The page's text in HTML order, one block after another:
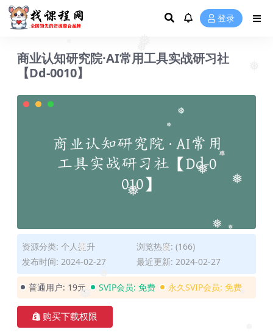
❅
❅
❅
❅
❅
❅
❅
❅❅
❅
❅登录
商业认知研究院·AI常用工具实战研习社
【Dd-0010】
资源分类: 个人提升
浏览热度: (166)
发布时间: 2024-02-27
最近更新: 2024-02-27
普通用户: 19元 SVIP会员: 免费 永久SVIP会员: 免费
购买下载权限